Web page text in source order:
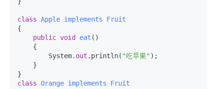
class Apple implements
Fruit
{
public void eat ()
        System.
out .println( "吃苹果" );
class Orange implements
Fruit